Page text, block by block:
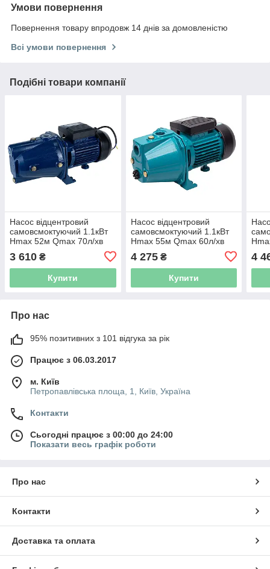
Умови повернення
Повернення товару впродовж 14 днів за домовленістю
Всі умови повернення
Подібні товари компанії
Насос відцентровий
самовсмоктуючий 1.1кВт
Hmax 52м Qmax 70л/хв
(775038)
3 610 ₴
Купити
Насос відцентровий
самовсмоктуючий 1.1кВт
Hmax 55м Qmax 60л/хв
(775093)
4 275₴
Купити
4
Про нас
95% позитивних з 101 відгука за рік
Працює з 06.03.2017
м. Київ
Петропавлівська площа, 1, Київ, Україна
Контакти
Сьогодні працює з 00:00 до 24:00
Показати весь графік роботи
Про нас
Контакти
Доставка та оплата